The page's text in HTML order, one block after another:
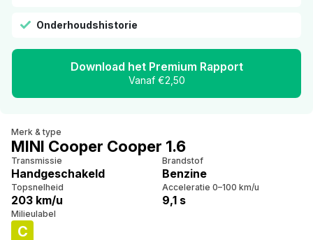
Onderhoudshistorie
Download het Premium Rapport
Vanaf €2,50
Merk & type
MINI Cooper Cooper 1.6
Transmissie
Handgeschakeld
Brandstof
Benzine
Topsnelheid
203 km/u
Acceleratie 0–100 km/u
9,1 s
Milieulabel
C